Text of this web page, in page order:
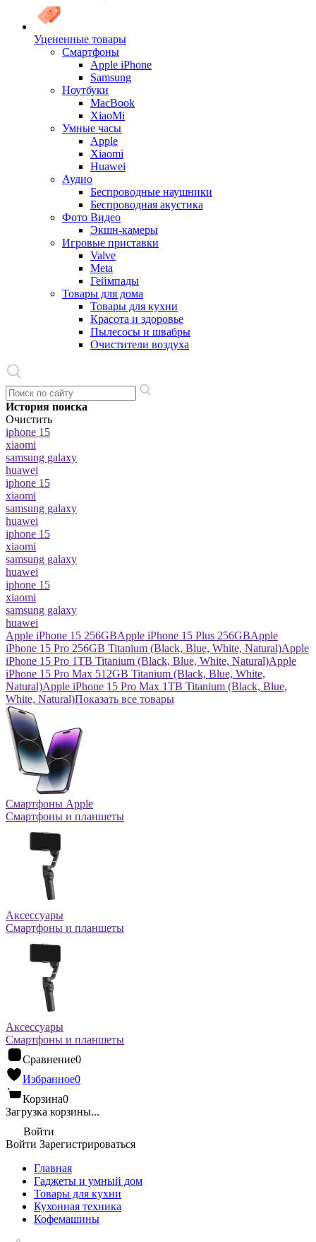
Уцененные товары
Cмартфоны
Apple iPhone
Samsung
Ноутбуки
MacBook
XiaoMi
Умные часы
Apple
Xiaomi
Huawei
Аудио
Беспроводные наушники
Беспроводная акустика
Фото Видео
Экшн-камеры
Игровые приставки
Valve
Meta
Геймпады
Товары для дома
Товары для кухни
Красота и здоровье
Пылесосы и швабры
Очистители воздуха
История поиска
Очистить
iphone 15
xiaomi
samsung galaxy
huawei
iphone 15
xiaomi
samsung galaxy
huawei
iphone 15
xiaomi
samsung galaxy
huawei
iphone 15
xiaomi
samsung galaxy
huawei
Apple iPhone 15 256GBApple iPhone 15 Plus 256GBApple
iPhone 15 Pro 256GB Titanium (Black, Blue, White, Natural)Apple
iPhone 15 Pro 1TB Titanium (Black, Blue, White, Natural)Apple
iPhone 15 Pro Max 512GB Titanium (Black, Blue, White,
Natural)Apple iPhone 15 Pro Max 1TB Titanium (Black, Blue,
White, Natural)Показать все товары
Смартфоны Apple
Смартфоны и планшеты
Аксессуары
Смартфоны и планшеты
Аксессуары
Смартфоны и планшеты
Сравнение0
Избранное0
Корзина0
Загрузка корзины...
Войти
Войти Зарегистрироваться
Главная
Гаджеты и умный дом
Товары для кухни
Кухонная техника
Кофемашины